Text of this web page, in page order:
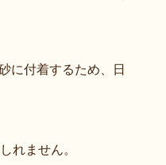
に付着するため、日
れません。